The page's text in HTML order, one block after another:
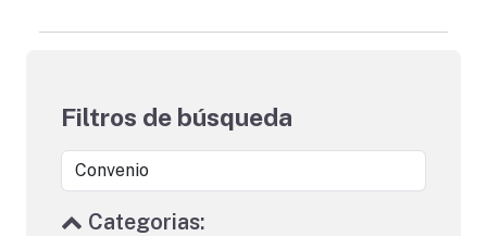
Filtros de búsqueda
Categorias: